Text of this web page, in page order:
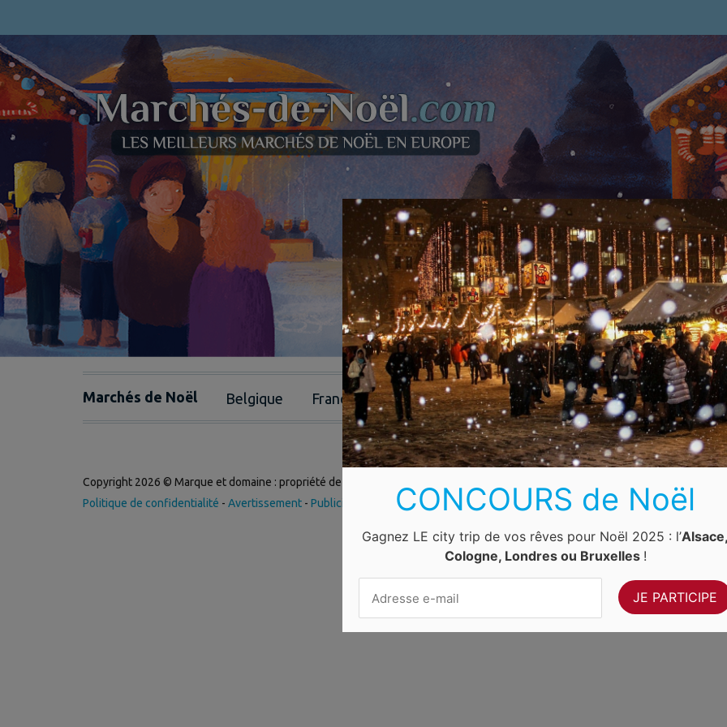
Marchés de Noël Belgique France Luxembourg Allemagne Pays-Bas Suisse
Copyright 2026 © Marque et domaine : propriété de
Politique de confidentialité - Avertissement - Publicité Contact -Newsletter
CONCOURS de Noël
Gagnez LE city trip de vos rêves pour Noël 2025 : l’
Cologne, Londres ou Bruxelles !